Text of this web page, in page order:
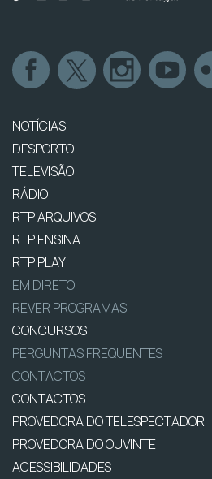
NOTÍCIAS
DESPORTO
TELEVISÃO
RÁDIO
RTP ARQUIVOS
RTP ENSINA
RTP PLAY
EM DIRETO
REVER PROGRAMAS
CONCURSOS
PERGUNTAS FREQUENTES
CONTACTOS
CONTACTOS
PROVEDORA DO TELESPECTADOR
PROVEDORA DO OUVINTE
ACESSIBILIDADES